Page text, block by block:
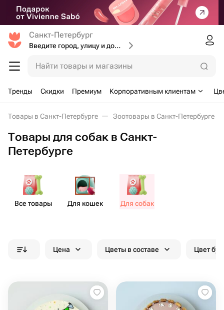
Санкт-Петербург
Введите город, улицу и дом доставки
Найти товары и магазины
Тренды Скидки Премиум Корпоративным клиентам
Товары в Санкт-Петербурге Зоотовары в Санкт-Петербурге
Товары для собак в Санкт-
Петербурге
Все товары Для кошек Для собак
Цена Цветы в составе Цвет